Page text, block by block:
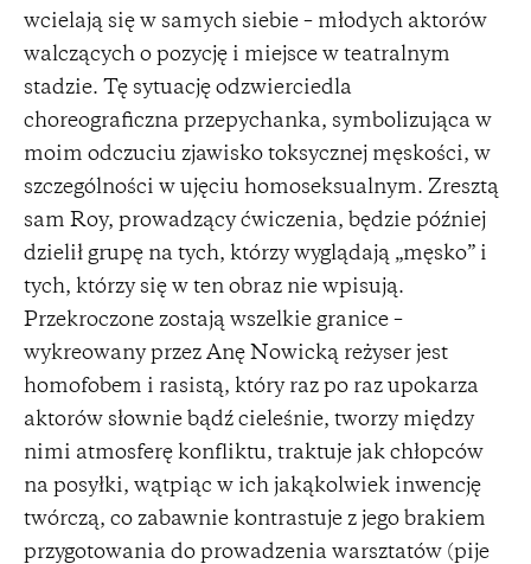
wcielają się w samych siebie – młodych aktorów
walczących o pozycję i miejsce w teatralnym
stadzie. Tę sytuację odzwierciedla
choreograficzna przepychanka, symbolizująca w
moim odczuciu zjawisko toksycznej męskości, w
szczególności w ujęciu homoseksualnym. Zresztą
sam Roy, prowadzący ćwiczenia, będzie później
dzielił grupę na tych, którzy wyglądają „męsko” i
tych, którzy się w ten obraz nie wpisują.
Przekroczone zostają wszelkie granice –
wykreowany przez Anę Nowicką reżyser jest
homofobem i rasistą, który raz po raz upokarza
aktorów słownie bądź cieleśnie, tworzy między
nimi atmosferę konfliktu, traktuje jak chłopców
na posyłki, wątpiąc w ich jakąkolwiek inwencję
twórczą, co zabawnie kontrastuje z jego brakiem
przygotowania do prowadzenia warsztatów (pije